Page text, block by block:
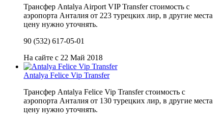
Трансфер Antalya Airport VIP Transfer стоимость с
аэропорта Анталия от 223 турецких лир, в другие места
цену нужно уточнять.
90 (532) 617-05-01
На сайте с 22 Май 2018
Antalya Felice Vip Transfer
Трансфер Antalya Felice Vip Transfer стоимость с
аэропорта Анталия от 130 турецких лир, в другие места
цену нужно уточнять.